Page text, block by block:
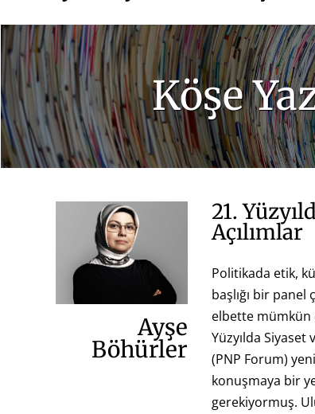
Köşe
Ayşe
Böhürler
21.
Açılımlar
Politikada etik,
başlığı bir
elbette mümkün
Yüzyılda Siyaset
(PNP Forum)
konuşmaya bir
gerekiyormuş.